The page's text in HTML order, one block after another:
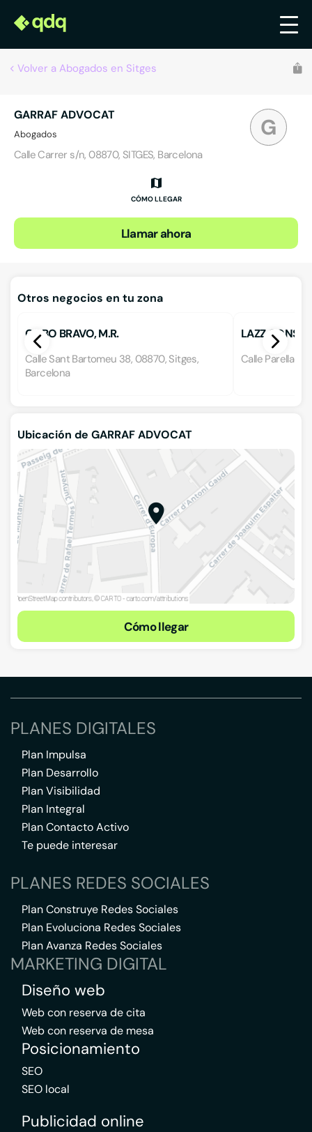
Volver a Abogados en Sitges
G
GARRAF ADVOCAT
Abogados
Calle Carrer s/n, 08870, SITGES, Barcelona
CÓMO LLEGAR
Llamar ahora
Otros negocios en tu zona
COBO BRAVO, M.R.
Calle Sant Bartomeu 38, 08870, Sitges,
Barcelona
LAZZ
Calle
Ubicación de GARRAF ADVOCAT
Cómo llegar
PLANES DIGITALES
Plan Impulsa
Plan Desarrollo
Plan Visibilidad
Plan Integral
Plan Contacto Activo
Te puede interesar
PLANES REDES SOCIALES
Plan Construye Redes Sociales
Plan Evoluciona Redes Sociales
Plan Avanza Redes Sociales
MARKETING DIGITAL
Diseño web
Web con reserva de cita
Web con reserva de mesa
Posicionamiento
SEO
SEO local
Publicidad online